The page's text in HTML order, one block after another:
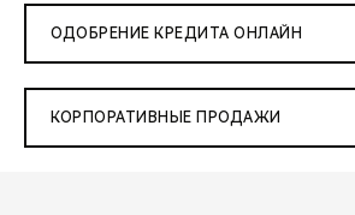
ОДОБРЕНИЕ КРЕДИТА ОНЛАЙН
КОРПОРАТИВНЫЕ ПРОДАЖИ